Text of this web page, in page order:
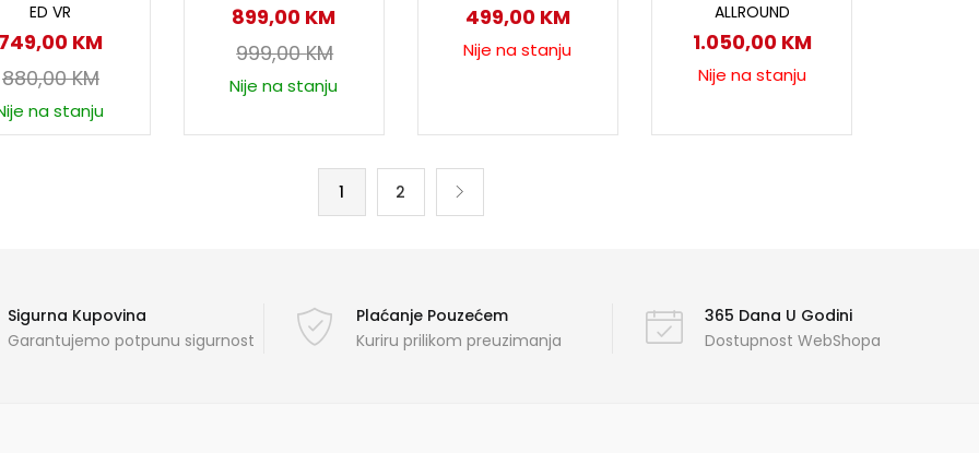
ED VR
KM
880,00KM
na stanju
899,00 KM
999,00KM
Nije na stanju
499,00 KM
Nije na stanju
ALLROUND
1.050,00 KM
Nije na stanju
1 2
Sigurna Kupovina
Garantujemo potpunu sigurnost
Plaćanje Pouzećem
Kuriru prilikom preuzimanja
365 Dana U Godini
Dostupnost WebShopa